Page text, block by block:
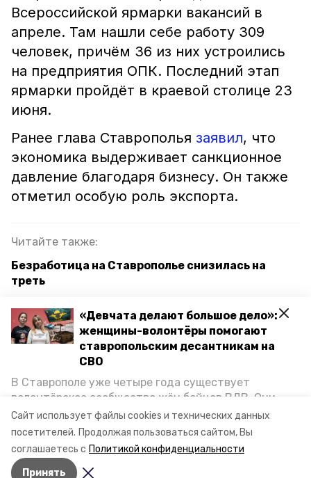
Сайт использует файлы cookies и технических данных
посетителей. Продолжая пользоваться сайтом, Вы
соглашаетесь с Политикой конфиденциальности
Принять
«Девчата делают большое дело»:
женщины-волонтёры помогают
ставропольским десантникам на
СВО
В Ставрополе уже четыре года существует
волонтёрское сообщество жён бойцов ВДВ. Они
организуют сборы вещей и продуктов для
участников спецоперации и лично отвозят всё это
на передовую. Девушки рассказали «Победе26», как
создавали добровольческий клуб и зачем проводят
масштабную акцию к 9 Мая.
Всероссийской ярмарки вакансий в
апреле. Там нашли себе работу 309
человек, причём 36 из них устроились
на предприятия ОПК. Последний этап
ярмарки пройдёт в краевой столице 23
июня.
Ранее глава Ставрополья заявил, что
экономика выдерживает санкционное
давление благодаря бизнесу. Он также
отметил особую роль экспорта.
Читайте также:
Безработица на Ставрополье снизилась на
треть
Эксперт благоприятно оценил намерения
губернатора Ставрополья укреплять
партнёрские отношения между властью и
безработица
Авторы: Федор Устинов